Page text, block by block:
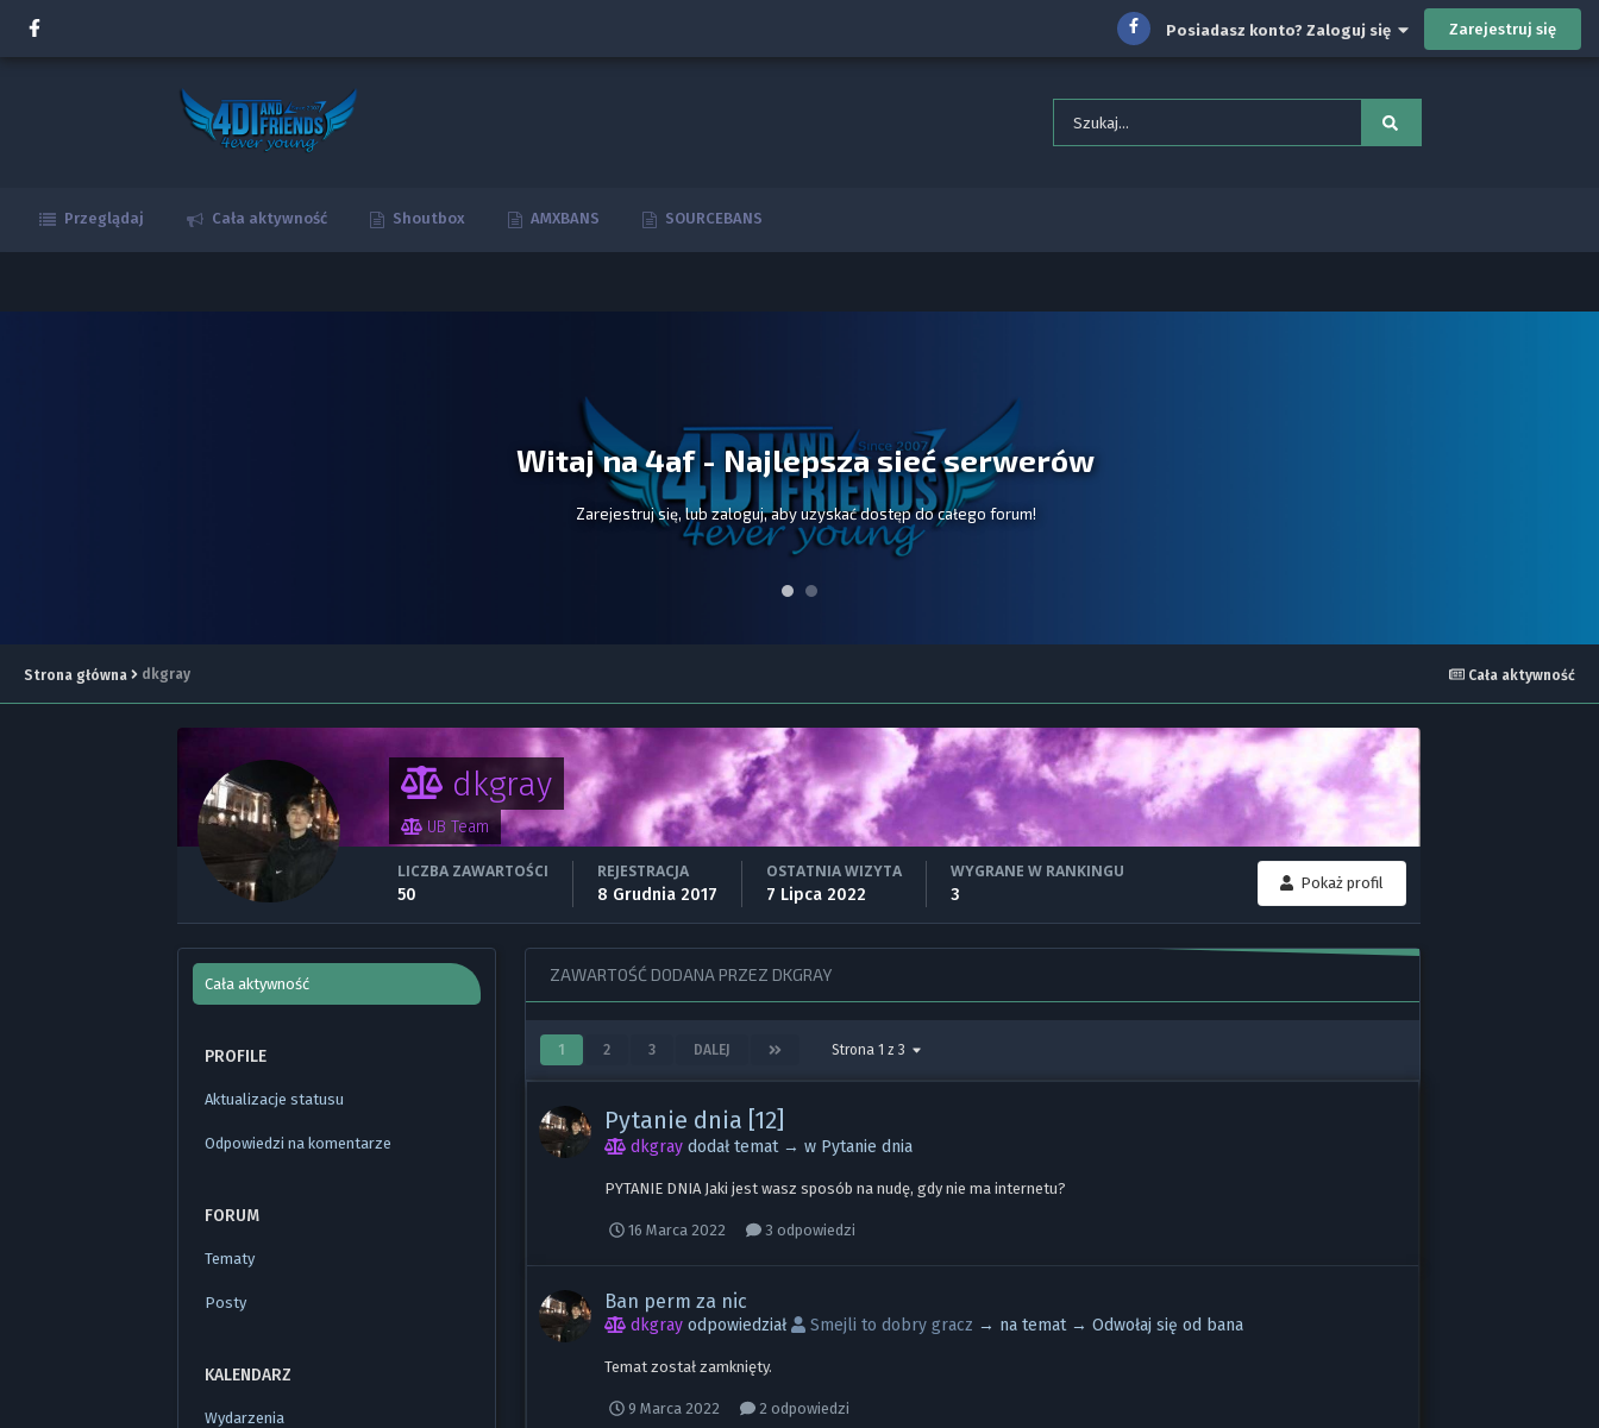
Posiadasz konto? Zaloguj się Zarejestruj się
Przeglądaj Cała aktywność Shoutbox AMXBANS SOURCEBANS
Cała aktywność
Strona główna dkgray
dkgray
UB Team
Pokaż profil
LICZBA ZAWARTOŚCI
50
REJESTRACJA
8 Grudnia 2017
OSTATNIA WIZYTA
7 Lipca 2022
WYGRANE W RANKINGU
3
Cała aktywność
PROFILE
Aktualizacje statusu
Odpowiedzi na komentarze
FORUM
Tematy
Posty
KALENDARZ
Wydarzenia
ZAWARTOŚĆ DODANA PRZEZ DKGRAY
1 2 3 DALEJ Strona 1 z 3
Pytanie dnia [12]
dkgraydodał temat → w Pytanie dnia
PYTANIE DNIA Jaki jest wasz sposób na nudę, gdy nie ma internetu?
16 Marca 2022 3 odpowiedzi
Ban perm za nic
dkgrayodpowiedział Smejli to dobry gracz → na temat →Odwołaj się od bana
Temat został zamknięty.
9 Marca 2022 2 odpowiedzi